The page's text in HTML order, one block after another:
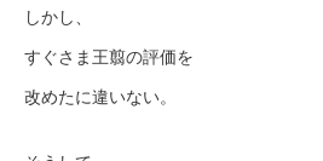
しかし、
すぐさま王翦の評価を
改めたに違いない。